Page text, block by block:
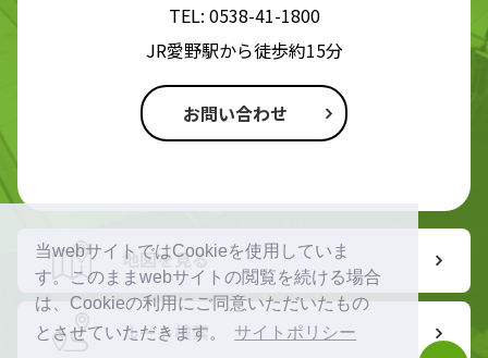
当webサイトではCookieを使用していま
す。このままwebサイトの閲覧を続ける場合
は、Cookieの利用にご同意いただいたもの
とさせていただきます。
サイトポリシー
TEL: 0538-41-1800
JR愛野駅から徒歩約15分
お問い合わせ
地図を見る
ルート検索